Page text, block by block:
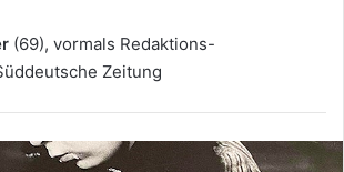
(69), vormals Redaktions-
Zeitung